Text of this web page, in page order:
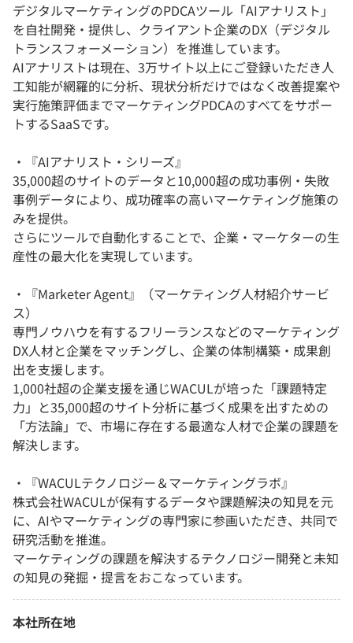
デジタルマーケティングのPDCAツール「AIアナリスト」
を自社開発・提供し、クライアント企業のDX（デジタル
トランスフォーメーション）を推進しています。
AIアナリストは現在、3万サイト以上にご登録いただき人
工知能が網羅的に分析、現状分析だけではなく改善提案や
実行施策評価までマーケティングPDCAのすべてをサポー
トするSaaSです。
・『AIアナリスト・シリーズ』
35,000超のサイトのデータと10,000超の成功事例・失敗
事例データにより、成功確率の高いマーケティング施策の
みを提供。
さらにツールで自動化することで、企業・マーケターの生
産性の最大化を実現しています。
・『Marketer Agent』（マーケティング人材紹介サービ
ス）
専門ノウハウを有するフリーランスなどのマーケティング
DX人材と企業をマッチングし、企業の体制構築・成果創
出を支援します。
1,000社超の企業支援を通じWACULが培った「課題特定
力」と35,000超のサイト分析に基づく成果を出すための
「方法論」で、市場に存在する最適な人材で企業の課題を
解決します。
・『WACULテクノロジー＆マーケティングラボ』
株式会社WACULが保有するデータや課題解決の知見を元
に、AIやマーケティングの専門家に参画いただき、共同で
研究活動を推進。
マーケティングの課題を解決するテクノロジー開発と未知
の知見の発掘・提言をおこなっています。
本社所在地